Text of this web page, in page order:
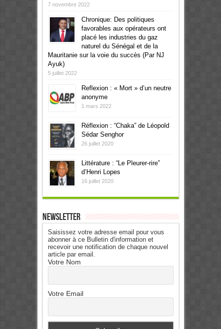
7 novembre 2022
Chronique: Des politiques
favorables aux opérateurs ont
placé les industries du gaz
naturel du Sénégal et de la
Mauritanie sur la voie du succès (Par NJ
Ayuk)
5 juillet 2022
Reflexion : « Mort » d’un neutre
anonyme
1 mars 2022
Réflexion : “Chaka” de Léopold
Sédar Senghor
26 juillet 2020
Littérature : “Le Pleurer-rire”
d’Henri Lopes
16 juillet 2020
Newsletter
Saisissez votre adresse email pour vous
abonner à ce Bulletin d'information et
recevoir une notification de chaque nouvel
article par email.
Votre Nom
Votre Email